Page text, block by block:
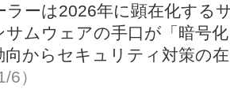
ラーは2026年に顕在化する
サムウェアの手口が「暗号
向からセキュリティ対策の
6）